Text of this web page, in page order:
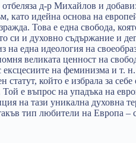
д-р Михайлов и
като идейна основа на
Това е една свобода,
си и духовно съдържание и
една идеология на
великата ценност на
ексцесиите на феминизма и т.
който е избрала за себе
е въпрос на упадъка на
на тази уникална духовна
тип любители на Европа –